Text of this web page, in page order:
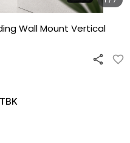
Wall Mount Vertical